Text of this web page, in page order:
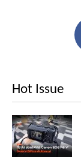
Hot Issue